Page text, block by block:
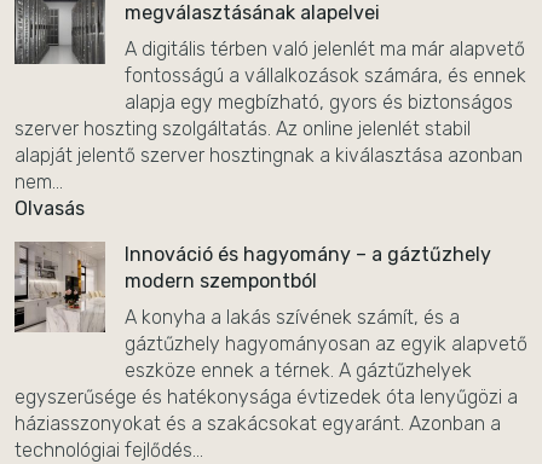
megválasztásának alapelvei
A digitális térben való jelenlét ma már alapvető
fontosságú a vállalkozások számára, és ennek
alapja egy megbízható, gyors és biztonságos
szerver hoszting szolgáltatás. Az online jelenlét stabil
alapját jelentő szerver hosztingnak a kiválasztása azonban
nem...
Olvasás
Innováció és hagyomány – a gáztűzhely
modern szempontból
A konyha a lakás szívének számít, és a
gáztűzhely hagyományosan az egyik alapvető
eszköze ennek a térnek. A gáztűzhelyek
egyszerűsége és hatékonysága évtizedek óta lenyűgözi a
háziasszonyokat és a szakácsokat egyaránt. Azonban a
technológiai fejlődés...